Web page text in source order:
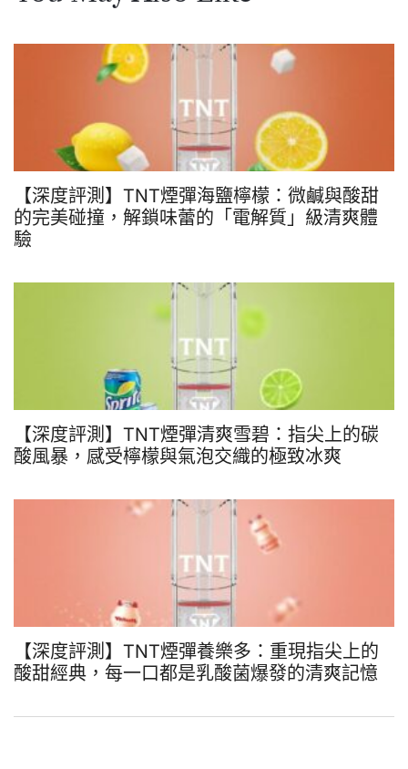
【深度評測】TNT煙彈海鹽檸檬：微鹹與酸甜
的完美碰撞，解鎖味蕾的「電解質」級清爽體
驗
【深度評測】TNT煙彈清爽雪碧：指尖上的碳
酸風暴，感受檸檬與氣泡交織的極致冰爽
【深度評測】TNT煙彈養樂多：重現指尖上的
酸甜經典，每一口都是乳酸菌爆發的清爽記憶